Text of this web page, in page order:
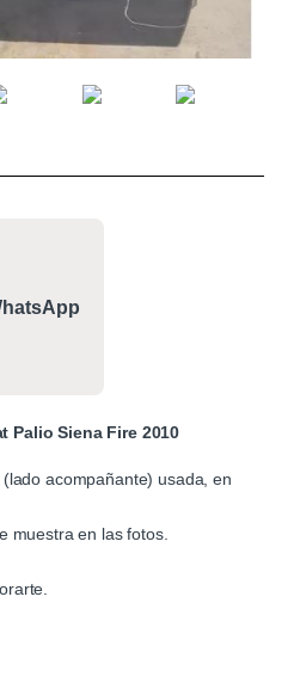
Palio Siena Fire 2010
acompañante) usada, en
muestra en las fotos.